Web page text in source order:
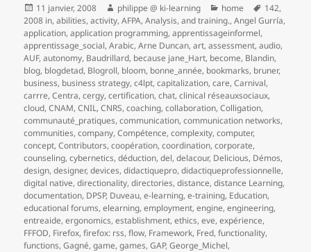
Publié
le
11 janvier, 2008 Auteur
philippe @ ki-learning Catégories
home
Mots-
clés
142,
2008 in,abilities,activity,AFPA,Analysis,and training.,Angel Gurría,
application,application programming,apprentissageinformel,
apprentissage_social,Arabic,Arne Duncan,art,assessment,audio,
AUF,autonomy, Baudrillard, because jane_Hart, become, Blandin,
blog, blogdetad, Blogroll, bloom, bonne_année, bookmarks, bruner,
business, business strategy,c4lpt,capitalization,care,Carnival,
carrre,Centra,cergy,certification,chat,clinical réseauxsociaux,
cloud,CNAM,CNIL,CNRS,coaching,collaboration,Colligation,
communauté_pratiques,communication,communication networks,
communities,company,Compétence,complexity,computer,
concept,Contributors,coopération,coordination,corporate,
counseling,cybernetics,déduction,del,delacour, Delicious, Démos,
design,designer,devices,didactiquepro,didactiqueprofessionnelle,
digital native,directionality,directories,distance,distance Learning,
documentation, DPSP, Duveau,e-learning,e-training, Education,
educational forums,elearning,employment,engine,engineering,
entreaide,ergonomics,establishment,ethics,eve,expérience,
FFFOD, Firefox,firefox: rss,flow, Framework, Fred,functionality,
functions,Gagné,game,games,GAP,George_Michel,